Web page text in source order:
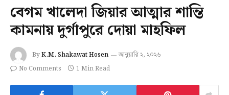
বেগম খালেদা জিয়ার আত্মার শান্তি
কামনায় দুর্গাপুরে দোয়া মাহফিল
ByK.M. Shakawat Hosen
জানুয়ারি ২, ২০২৬
No Comments
1 Min Read